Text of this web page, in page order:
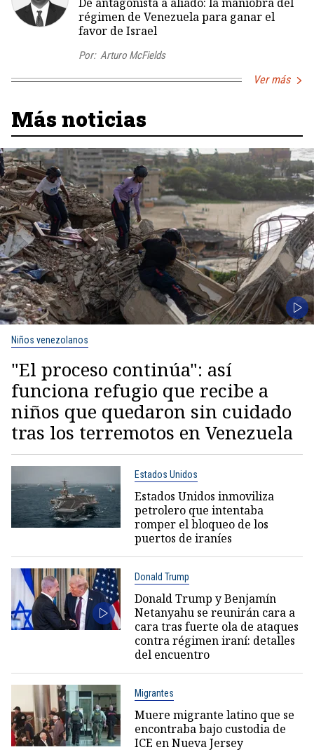
régimen de Venezuela para ganar el
favor de Israel
Por: Arturo McFields
Ver más
Más noticias
Niños venezolanos
"El proceso continúa": así
funciona refugio que recibe a
niños que quedaron sin cuidado
tras los terremotos en Venezuela
Estados Unidos
Estados Unidos inmoviliza
petrolero que intentaba
romper el bloqueo de los
puertos de iraníes
Donald Trump
Donald Trump y Benjamín
Netanyahu se reunirán cara a
cara tras fuerte ola de ataques
contra régimen iraní: detalles
del encuentro
Migrantes
Muere migrante latino que se
encontraba bajo custodia de
ICE en Nueva Jersey